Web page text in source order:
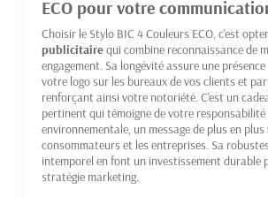
ECO pour votre
Choisir le Stylo BIC 4 Couleurs ECO, c'est
publicitairequi combine reconnaissance de
engagement. Sa longévité assure une
votre logo sur les bureaux de vos clients et
renforçant ainsi votre notoriété. C'est un
pertinent qui témoigne de votre responsabilité
environnementale, un message de plus en
consommateurs et les entreprises. Sa
intemporel en font un investissement durable
stratégie marketing.